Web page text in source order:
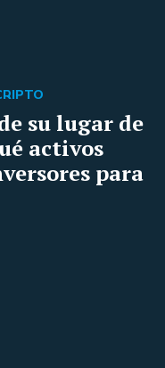
su lugar de
activos
para